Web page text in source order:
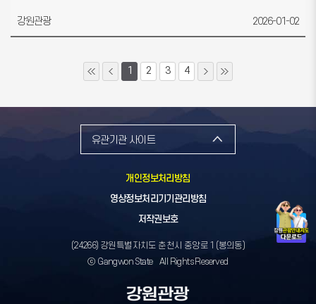
강원관광 2026-01-02
1 2 3 4
개인정보처리방침
영상정보처리기기관리방침
저작권보호
(24266) 강원특별자치도 춘천시 중앙로 1 (봉의동)
ⓒ Gangwon State All Rights Reserved
유관기관 사이트